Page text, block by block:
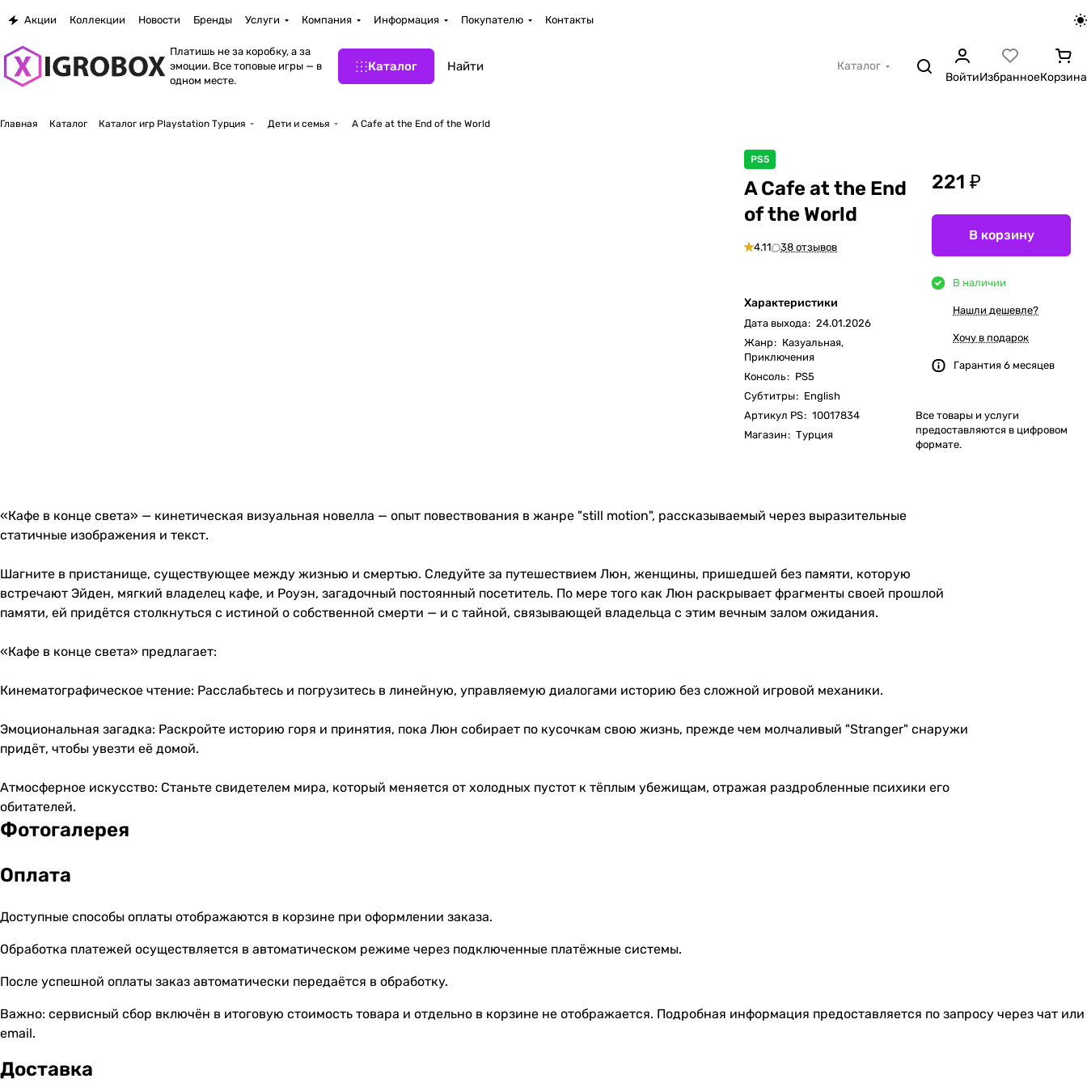
Акции Коллекции Новости Бренды Услуги Компания Информация Покупателю Контакты
Платишь не за коробку, а за
эмоции. Все топовые игры — в
одном месте.
Каталог
Каталог
ВойтиИзбранноеКорзина
Главная Каталог Каталог игр Playstation Турция Дети и семья A Cafe at the End of the World
PS5
A Cafe at the End
of the World
4.11 38 отзывов
Характеристики
Дата выхода: 24.01.2026
Жанр: Казуальная,
Приключения
Консоль: PS5
Субтитры: English
Артикул PS: 10017834
Магазин: Турция
221 ₽
В корзину
В наличии
Нашли дешевле?
Хочу в подарок
Гарантия 6 месяцев
Все товары и услуги
предоставляются в цифровом
формате.
«Кафе в конце света» — кинетическая визуальная новелла — опыт повествования в жанре "still motion", рассказываемый через выразительные
статичные изображения и текст.
Шагните в пристанище, существующее между жизнью и смертью. Следуйте за путешествием Люн, женщины, пришедшей без памяти, которую
встречают Эйден, мягкий владелец кафе, и Роуэн, загадочный постоянный посетитель. По мере того как Люн раскрывает фрагменты своей прошлой
памяти, ей придётся столкнуться с истиной о собственной смерти — и с тайной, связывающей владельца с этим вечным залом ожидания.
«Кафе в конце света» предлагает:
Кинематографическое чтение: Расслабьтесь и погрузитесь в линейную, управляемую диалогами историю без сложной игровой механики.
Эмоциональная загадка: Раскройте историю горя и принятия, пока Люн собирает по кусочкам свою жизнь, прежде чем молчаливый "Stranger" снаружи
придёт, чтобы увезти её домой.
Атмосферное искусство: Станьте свидетелем мира, который меняется от холодных пустот к тёплым убежищам, отражая раздробленные психики его
обитателей.
Фотогалерея
Оплата
Доступные способы оплаты отображаются в корзине при оформлении заказа.
Обработка платежей осуществляется в автоматическом режиме через подключенные платёжные системы.
После успешной оплаты заказ автоматически передаётся в обработку.
Важно: сервисный сбор включён в итоговую стоимость товара и отдельно в корзине не отображается. Подробная информация предоставляется по запросу через чат или
email.
Доставка